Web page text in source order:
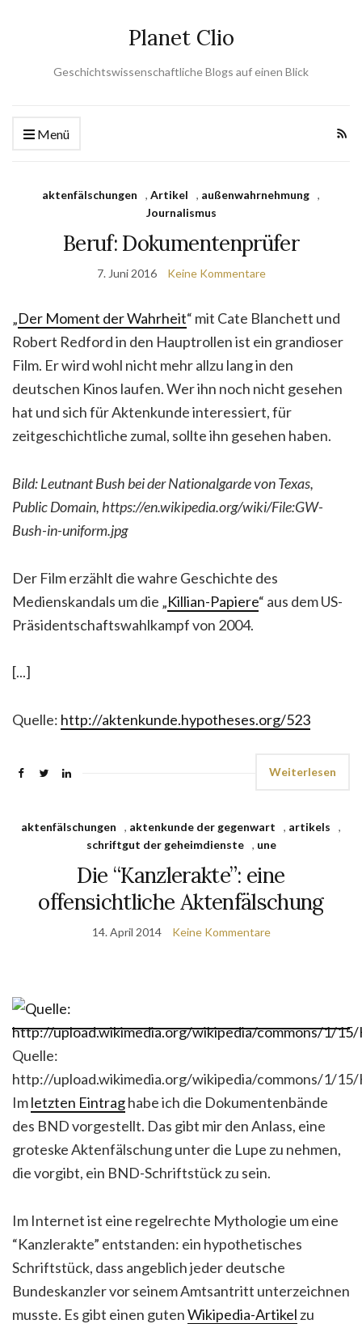
Planet Clio
Geschichtswissenschaftliche Blogs auf einen Blick
Menü
aktenfälschungen , Artikel , außenwahrnehmung ,
Journalismus
Beruf: Dokumentenprüfer
7. Juni 2016 Keine Kommentare
„Der Moment der Wahrheit“ mit Cate Blanchett und
Robert Redford in den Hauptrollen ist ein grandioser
Film. Er wird wohl nicht mehr allzu lang in den
deutschen Kinos laufen. Wer ihn noch nicht gesehen
hat und sich für Aktenkunde interessiert, für
zeitgeschichtliche zumal, sollte ihn gesehen haben.
Bild: Leutnant Bush bei der Nationalgarde von Texas,
Public Domain, https://en.wikipedia.org/wiki/File:GW-
Bush-in-uniform.jpg
Der Film erzählt die wahre Geschichte des
Medienskandals um die „Killian-Papiere“ aus dem US-
Präsidentschaftswahlkampf von 2004.
[...]
Quelle: http://aktenkunde.hypotheses.org/523
Weiterlesen
aktenfälschungen , aktenkunde der gegenwart , artikels
,
schriftgut der geheimdienste
, une
Die “Kanzlerakte”: eine
offensichtliche Aktenfälschung
14. April 2014 Keine Kommentare
Quelle:
http://upload.wikimedia.org/wikipedia/commons/1/
Imletzten Eintraghabe ich die Dokumentenbände
des BND vorgestellt. Das gibt mir den Anlass, eine
groteske Aktenfälschung unter die Lupe zu nehmen,
die vorgibt, ein BND-Schriftstück zu sein.
Im Internet ist eine regelrechte Mythologie um eine
“Kanzlerakte” entstanden: ein hypothetisches
Schriftstück, dass angeblich jeder deutsche
Bundeskanzler vor seinem Amtsantritt unterzeichnen
musste. Es gibt einen gutenWikipedia-Artikel zu